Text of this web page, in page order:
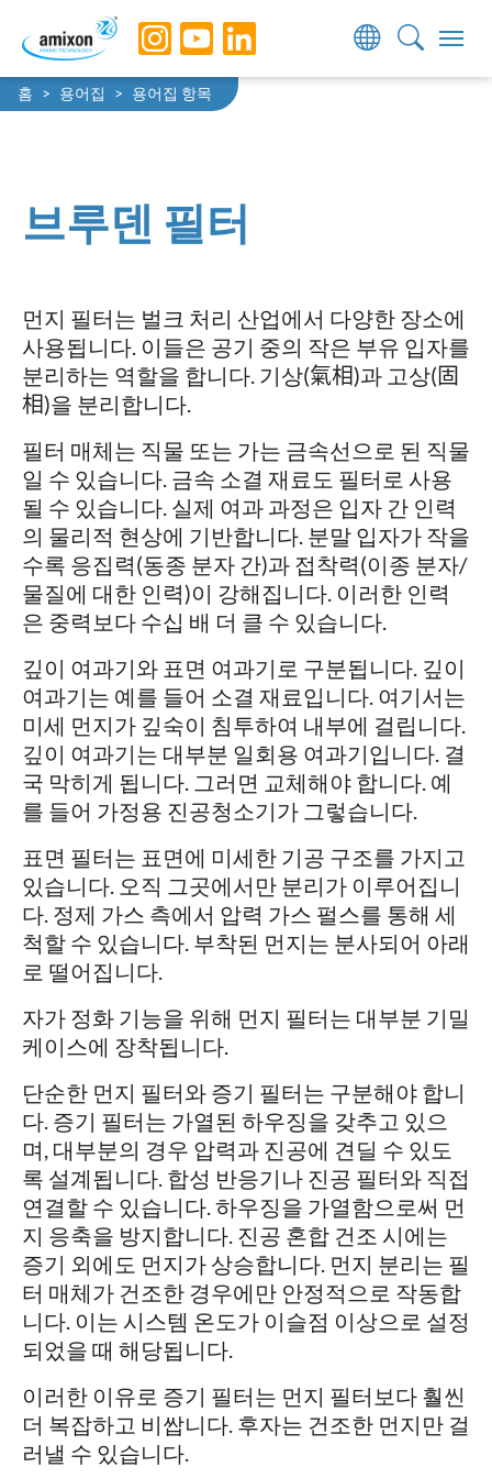
Skip to main navigation
Skip to main content
Skip to page footer
You are here:
홈 용어집 용어집 항목
브루덴 필터
먼지 필터는 벌크 처리 산업에서 다양한 장소에
사용됩니다. 이들은 공기 중의 작은 부유 입자를
분리하는 역할을 합니다. 기상(氣相)과 고상(固
相)을 분리합니다.
필터 매체는 직물 또는 가는 금속선으로 된 직물
일 수 있습니다. 금속 소결 재료도 필터로 사용
될 수 있습니다. 실제 여과 과정은 입자 간 인력
의 물리적 현상에 기반합니다. 분말 입자가 작을
수록 응집력(동종 분자 간)과 접착력(이종 분자/
물질에 대한 인력)이 강해집니다. 이러한 인력
은 중력보다 수십 배 더 클 수 있습니다.
깊이 여과기와 표면 여과기로 구분됩니다. 깊이
여과기는 예를 들어 소결 재료입니다. 여기서는
미세 먼지가 깊숙이 침투하여 내부에 걸립니다.
깊이 여과기는 대부분 일회용 여과기입니다. 결
국 막히게 됩니다. 그러면 교체해야 합니다. 예
를 들어 가정용 진공청소기가 그렇습니다.
표면 필터는 표면에 미세한 기공 구조를 가지고
있습니다. 오직 그곳에서만 분리가 이루어집니
다. 정제 가스 측에서 압력 가스 펄스를 통해 세
척할 수 있습니다. 부착된 먼지는 분사되어 아래
로 떨어집니다.
자가 정화 기능을 위해 먼지 필터는 대부분 기밀
케이스에 장착됩니다.
단순한 먼지 필터와 증기 필터는 구분해야 합니
다. 증기 필터는 가열된 하우징을 갖추고 있으
며, 대부분의 경우 압력과 진공에 견딜 수 있도
록 설계됩니다. 합성 반응기나 진공 필터와 직접
연결할 수 있습니다. 하우징을 가열함으로써 먼
지 응축을 방지합니다. 진공 혼합 건조 시에는
증기 외에도 먼지가 상승합니다. 먼지 분리는 필
터 매체가 건조한 경우에만 안정적으로 작동합
니다. 이는 시스템 온도가 이슬점 이상으로 설정
되었을 때 해당됩니다.
이러한 이유로 증기 필터는 먼지 필터보다 훨씬
더 복잡하고 비쌉니다. 후자는 건조한 먼지만 걸
러낼 수 있습니다.